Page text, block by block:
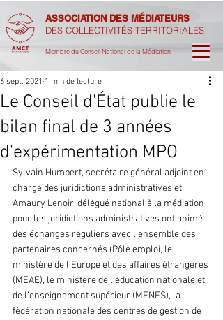
ASSOCIATION DES MÉDIATEURS
DES COLLECTIVITÉS TERRITORIALES
Membre du Conseil National de la Médiation
Le Conseil d'État publie le
bilan final de 3 années
d'expérimentation MPO
6 sept. 2021 1 min de lecture
Sylvain Humbert, secrétaire général adjoint en
charge des juridictions administratives et
Amaury Lenoir, délégué national à la médiation
pour les juridictions administratives ont animé
des échanges réguliers avec l’ensemble des
partenaires concernés (Pôle emploi, le
ministère de l’Europe et des affaires étrangères
(MEAE), le ministère de l’éducation nationale et
de l’enseignement supérieur (MENES), la
fédération nationale des centres de gestion de